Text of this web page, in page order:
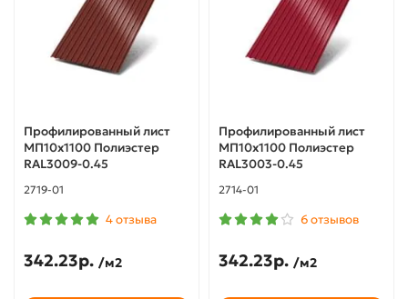
Профилированный лист
МП10х1100 Полиэстер
RAL3009-0.45
2719-01
4 отзыва
342.23р. /м2
Профилированный лист
МП10х1100 Полиэстер
RAL3003-0.45
2714-01
6 отзывов
342.23р. /м2